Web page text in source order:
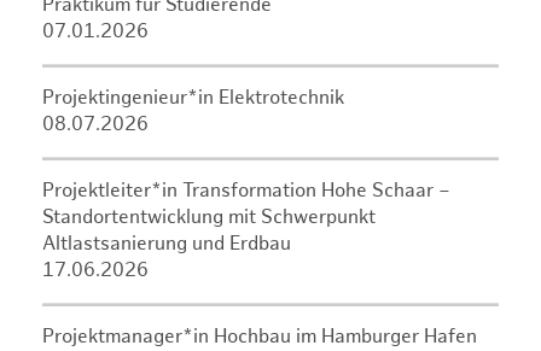
Praktikum für Studierende
07.01.2026
Projektingenieur*in Elektrotechnik
08.07.2026
Projektleiter*in Transformation Hohe Schaar –
Standortentwicklung mit Schwerpunkt
Altlastsanierung und Erdbau
17.06.2026
Projektmanager*in Hochbau im Hamburger Hafen